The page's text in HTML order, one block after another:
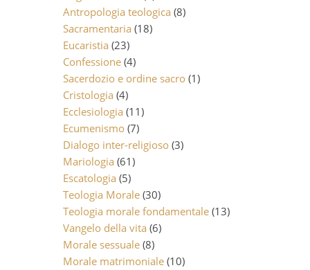
Antropologia teologica (8)
Sacramentaria (18)
Eucaristia (23)
Confessione (4)
Sacerdozio e ordine sacro (1)
Cristologia (4)
Ecclesiologia (11)
Ecumenismo (7)
Dialogo inter-religioso (3)
Mariologia (61)
Escatologia (5)
Teologia Morale (30)
Teologia morale fondamentale (13)
Vangelo della vita (6)
Morale sessuale (8)
Morale matrimoniale (10)